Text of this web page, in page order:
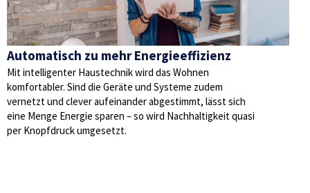
Automatisch zu mehr Energieeffizienz
Mit intelligenter Haustechnik wird das Wohnen
komfortabler. Sind die Geräte und Systeme zudem
vernetzt und clever aufeinander abgestimmt, lässt sich
eine Menge Energie sparen – so wird Nachhaltigkeit quasi
per Knopfdruck umgesetzt.